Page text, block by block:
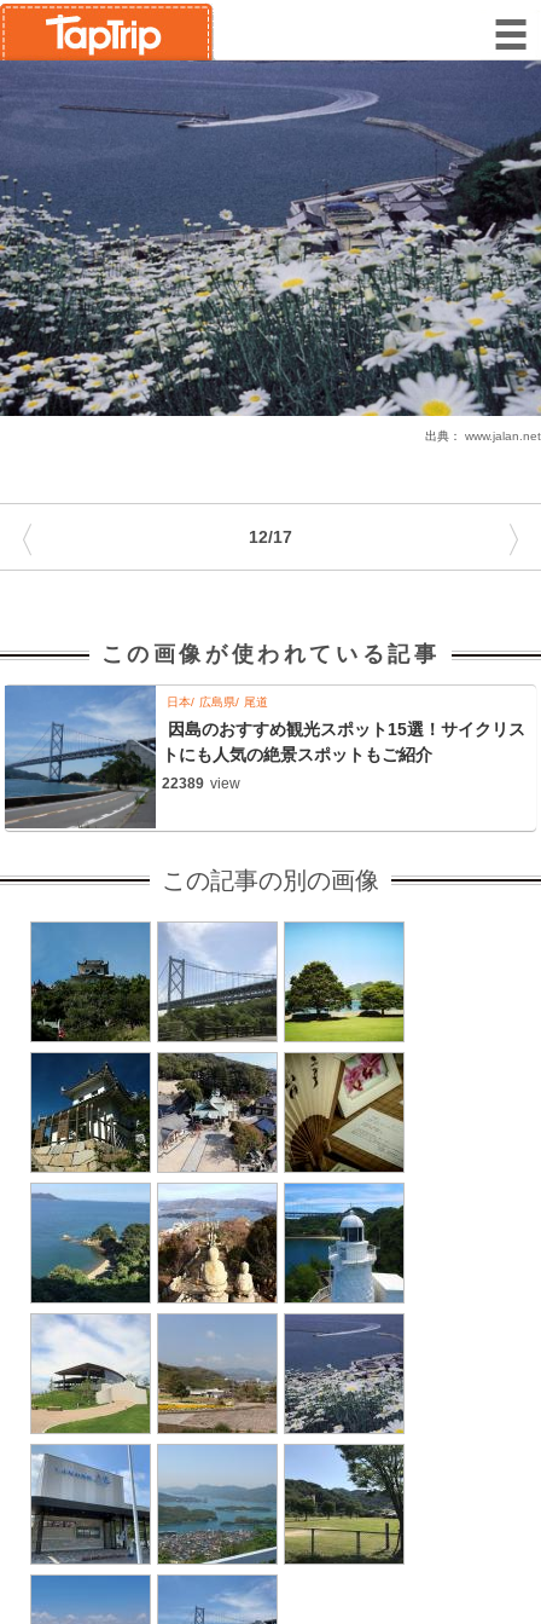
出典： www.jalan.net
12/17
〈 〉
この画像が使われている記事
日本 広島県 尾道
因島のおすすめ観光スポット15選！サイクリス
トにも人気の絶景スポットもご紹介
22389 view
この記事の別の画像